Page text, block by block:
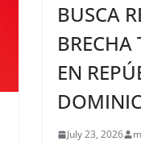
BUSCA
BRECHA
EN
July 23, 2026